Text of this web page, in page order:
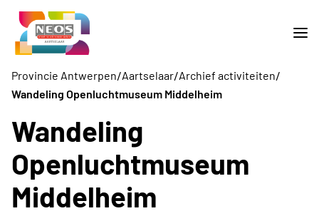
Provincie Antwerpen/Aartselaar/Archief activiteiten/
Wandeling Openluchtmuseum Middelheim
Wandeling
Openluchtmuseum
Middelheim